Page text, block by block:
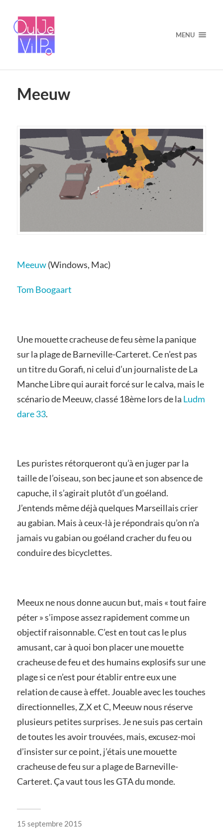
MENU
Meeuw
Meeuw(Windows, Mac)
Tom Boogaart
Une mouette cracheuse de feu sème la panique
sur la plage de Barneville-Carteret. Ce n’est pas
un titre du Gorafi, ni celui d’un journaliste de La
Manche Libre qui aurait forcé sur le calva, mais le
scénario de Meeuw, classé 18ème lors de la Ludm
dare 33.
Les puristes rétorqueront qu’à en juger par la
taille de l’oiseau, son bec jaune et son absence de
capuche, il s’agirait plutôt d’un goéland.
J’entends même déjà quelques Marseillais crier
au gabian. Mais à ceux-là je répondrais qu’on n’a
jamais vu gabian ou goéland cracher du feu ou
conduire des bicyclettes.
Meeux ne nous donne aucun but, mais « tout faire
péter » s’impose assez rapidement comme un
objectif raisonnable. C’est en tout cas le plus
amusant, car à quoi bon placer une mouette
cracheuse de feu et des humains explosifs sur une
plage si ce n’est pour établir entre eux une
relation de cause à effet. Jouable avec les touches
directionnelles, Z,X et C, Meeuw nous réserve
plusieurs petites surprises. Je ne suis pas certain
de toutes les avoir trouvées, mais, excusez-moi
d’insister sur ce point, j’étais une mouette
cracheuse de feu sur a plage de Barneville-
Carteret. Ça vaut tous les GTA du monde.
15 septembre 2015